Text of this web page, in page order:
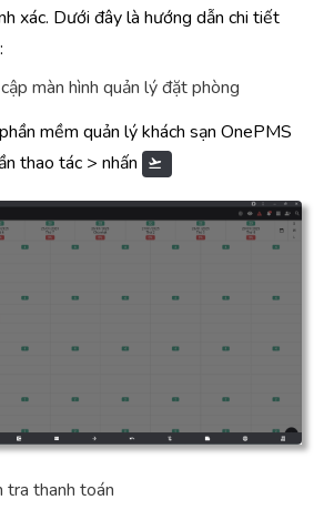
xác. Dưới đây là hướng dẫn chi tiết
màn hình quản lý đặt phòng
mềm quản lý khách sạn OnePMS
thao tác > nhấn
tra thanh toán